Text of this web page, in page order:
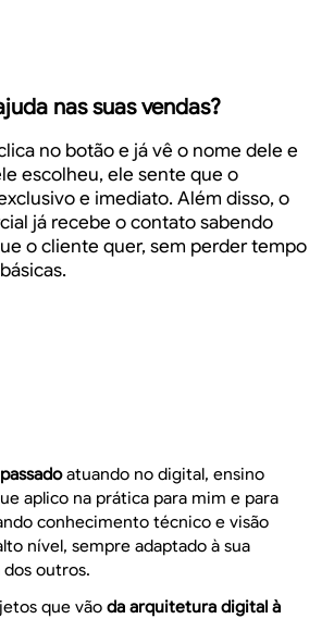
nas suas vendas?
no botão e já vê o nome dele e
escolheu, ele sente que o
e imediato. Além disso, o
já recebe o contato sabendo
o cliente quer, sem perder tempo
atuando no digital, ensino
aplico na prática para mim e para
conhecimento técnico e visão
nível, sempre adaptado à sua
dos outros.
que vão da arquitetura digital à